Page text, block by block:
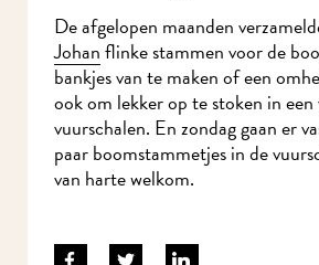
De afgelopen maanden
Johanflinke stammen voor de
bankjes van te maken of een
ook om lekker op te stoken in een
vuurschalen. En zondag gaan er
paar boomstammetjes in de
van harte welkom.